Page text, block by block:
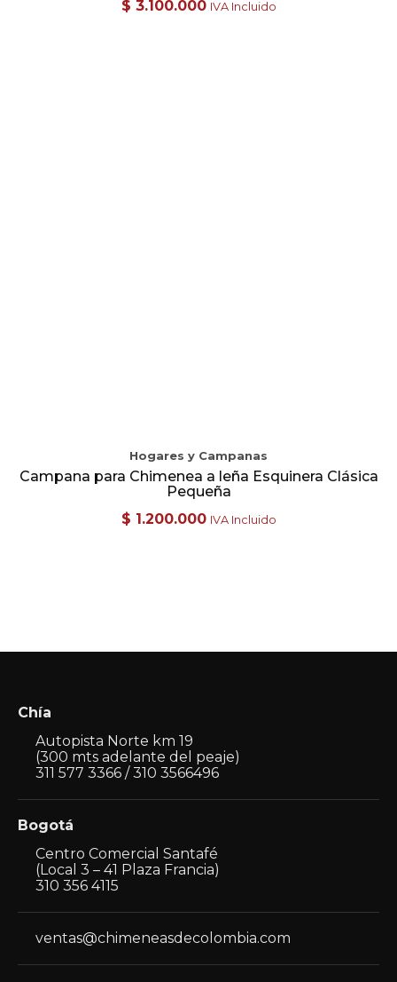
$ 3.100.000 IVA Incluido
Hogares y Campanas
Campana para Chimenea a leña Esquinera Clásica
Pequeña
$ 1.200.000 IVA Incluido
Chía
Autopista Norte km 19
(300 mts adelante del peaje)
311 577 3366 / 310 3566496
Bogotá
Centro Comercial Santafé
(Local 3 – 41 Plaza Francia)
310 356 4115
ventas@chimeneasdecolombia.com